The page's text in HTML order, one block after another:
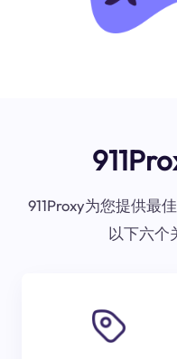
911Proxy为您提供最
以下六个